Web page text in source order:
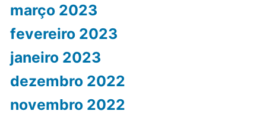
março 2023
fevereiro 2023
janeiro 2023
dezembro 2022
novembro 2022